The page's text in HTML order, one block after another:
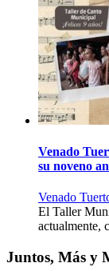
Venado
su noveno
Venado
El Taller
actualmente,
Juntos, Más y